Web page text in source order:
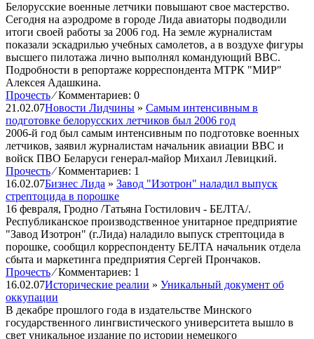
Белорусские военные летчики повышают свое мастерство.
Сегодня на аэродроме в городе Лида авиаторы подводили
итоги своей работы за 2006 год. На земле журналистам
показали эскадрилью учебных самолетов, а в воздухе фигуры
высшего пилотажа лично выполнял командующий ВВС.
Подробности в репортаже корреспондента МТРК "МИР"
Алексея Адашкина.
Прочесть ⁄Комментариев: 0
21.02.07Новости Лидчины » Cамым интенсивным в
подготовке белорусских летчиков был 2006 год
2006-й год был самым интенсивным по подготовке военных
летчиков, заявил журналистам начальник авиации ВВС и
войск ПВО Беларуси генерал-майор Михаил Левицкий.
Прочесть ⁄Комментариев: 1
16.02.07Бизнес Лида » Завод "Изотрон" наладил выпуск
стрептоцида в порошке
16 февраля, Гродно /Татьяна Гостилович - БЕЛТА/.
Республиканское производственное унитарное предприятие
"Завод Изотрон" (г.Лида) наладило выпуск стрептоцида в
порошке, сообщил корреспонденту БЕЛТА начальник отдела
сбыта и маркетинга предприятия Сергей Прончаков.
Прочесть ⁄Комментариев: 1
16.02.07Исторические реалии » Уникальный документ об
оккупации
В декабре прошлого года в издательстве Минского
государственного лингвистического университета вышло в
свет уникальное издание по истории немецкого